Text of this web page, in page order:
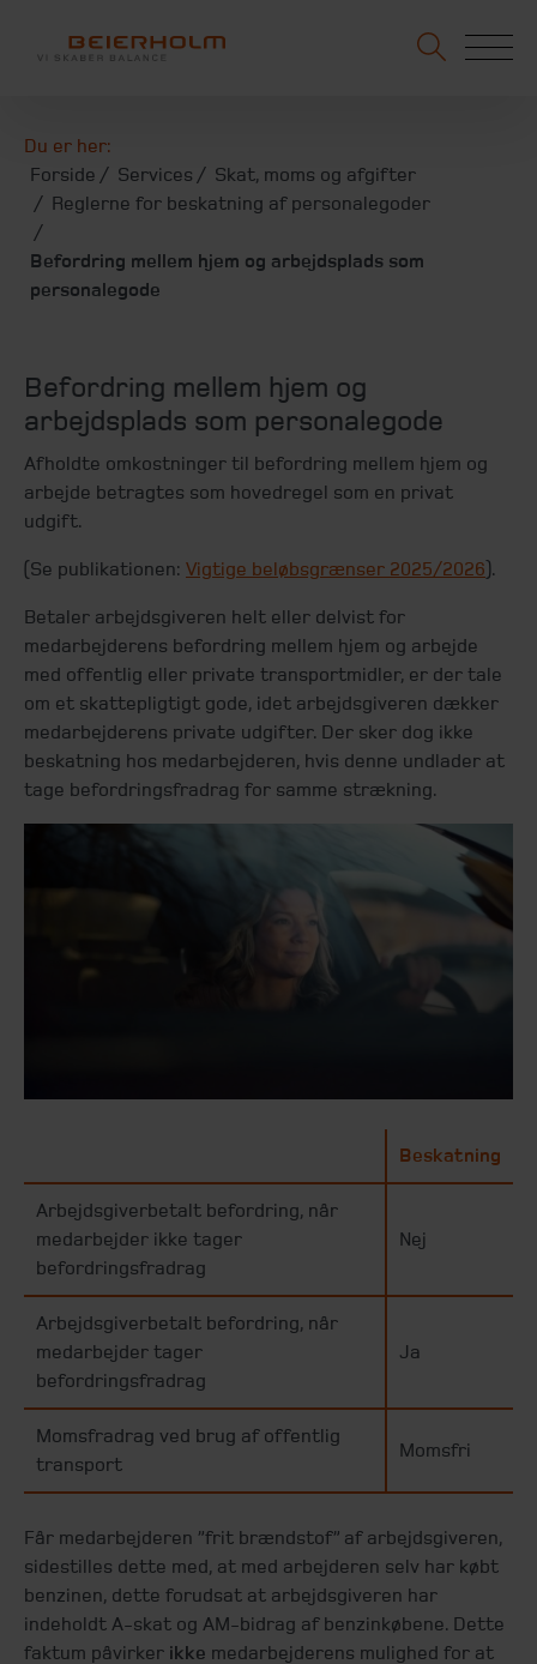
Du er her:
Forside
Services
Skat, moms og afgifter
Reglerne for beskatning af personalegoder
Befordring mellem hjem og arbejdsplads som
personalegode
Befordring mellem hjem og
arbejdsplads som personalegode
Afholdte omkostninger til befordring mellem hjem og
arbejde betragtes som hovedregel som en privat
udgift.
(Se publikationen: Vigtige beløbsgrænser 2025/2026).
Betaler arbejdsgiveren helt eller delvist for
medarbejderens befordring mellem hjem og arbejde
med offentlig eller private transportmidler, er der tale
om et skattepligtigt gode, idet arbejdsgiveren dækker
medarbejderens private udgifter. Der sker dog ikke
beskatning hos medarbejderen, hvis denne undlader at
tage befordringsfradrag for samme strækning.
Beskatning
Arbejdsgiverbetalt befordring, når
medarbejder ikke tager
befordringsfradrag
Nej
Arbejdsgiverbetalt befordring, når
medarbejder tager
befordringsfradrag
Ja
Momsfradrag ved brug af offentlig
transport
Momsfri
Får medarbejderen ”frit brændstof” af arbejdsgiveren,
sidestilles dette med, at med arbejderen selv har købt
benzinen, dette forudsat at arbejdsgiveren har
indeholdt A-skat og AM-bidrag af benzinkøbene. Dette
faktum påvirker ikke medarbejderens mulighed for at